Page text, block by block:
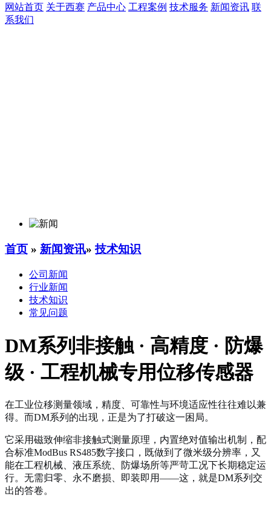
网站首页 关于西赛 产品中心 工程案例 技术服务 新闻资讯 联
系我们
首页 » 新闻资讯»技术知识
公司新闻
行业新闻
技术知识
常见问题
DM系列非接触 · 高精度 · 防爆
级 · 工程机械专用位移传感器
在工业位移测量领域，精度、可靠性与环境适应性往往难以兼
得。而DM系列的出现，正是为了打破这一困局。
它采用磁致伸缩非接触式测量原理，内置绝对值输出机制，配
合标准ModBus RS485数字接口，既做到了微米级分辨率，又
能在工程机械、液压系统、防爆场所等严苛工况下长期稳定运
行。无需归零、永不磨损、即装即用——这，就是DM系列交
出的答卷。